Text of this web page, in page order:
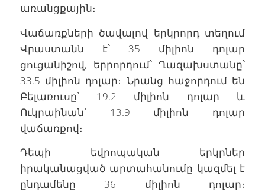
առանցքային։
Վաճառքների ծավալով երկրորդ տեղում
Վրաստանն է՝ 35 միլիոն դոլար
ցուցանիշով, երրորդում՝ Ղազախստանը՝
33.5 միլիոն դոլար։ Նրանց հաջորդում են
Բելառուսը՝ 19.2 միլիոն դոլար և
Ուկրաինան՝ 13.9 միլիոն դոլար
վաճառքով։
Դեպի եվրոպական երկրներ
իրականացված արտահանումը կազմել է
ընդամենը 36 միլիոն դոլար։